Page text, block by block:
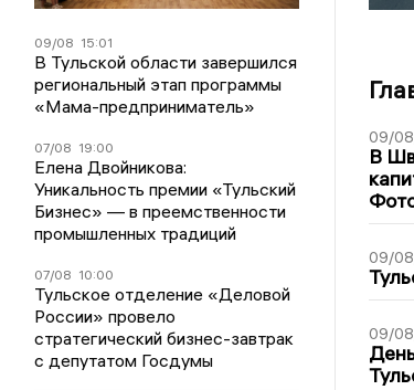
09/08 15:01
В Тульской области завершился
региональный этап программы
«Мама-предприниматель»
07/08 19:00
Елена Двойникова:
Уникальность премии «Тульский
Бизнес» — в преемственности
промышленных традиций
07/08 10:00
Тульское отделение «Деловой
России» провело
стратегический бизнес-завтрак
с депутатом Госдумы
09/
В
09/
09/